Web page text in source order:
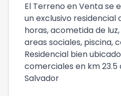
El Terreno en Venta se
un exclusivo residencial
horas, acometida de
areas sociales, piscina,
Residencial bien
comerciales en km
Salvador